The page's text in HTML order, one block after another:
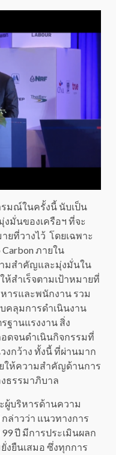
รมณ์ในครั้งนี้ นับเป็น
มั่นของเครือฯ ที่จะ
ยที่วางไว้ โดยเฉพาะ
Carbon ภายใน
ามสำคัญและมุ่งมั่นใน
ห้สำเร็จตามเป้าหมายที่
ารและพนักงาน รวม
คลุมการดำเนินงาน
ฐานแรงงาน สิ่ง
ดจนดำเนินกิจกรรมที่
งกว้าง ทั้งนี้ ที่ผ่านมาก
ให้ความสำคัญด้านการ
ธรรมาภิบาล
บริหารด้านความ
ล่าวว่า แนวทางการ
ปี มีการประเมินผลก
งยืนเสมอ ซึ่งทุกการ